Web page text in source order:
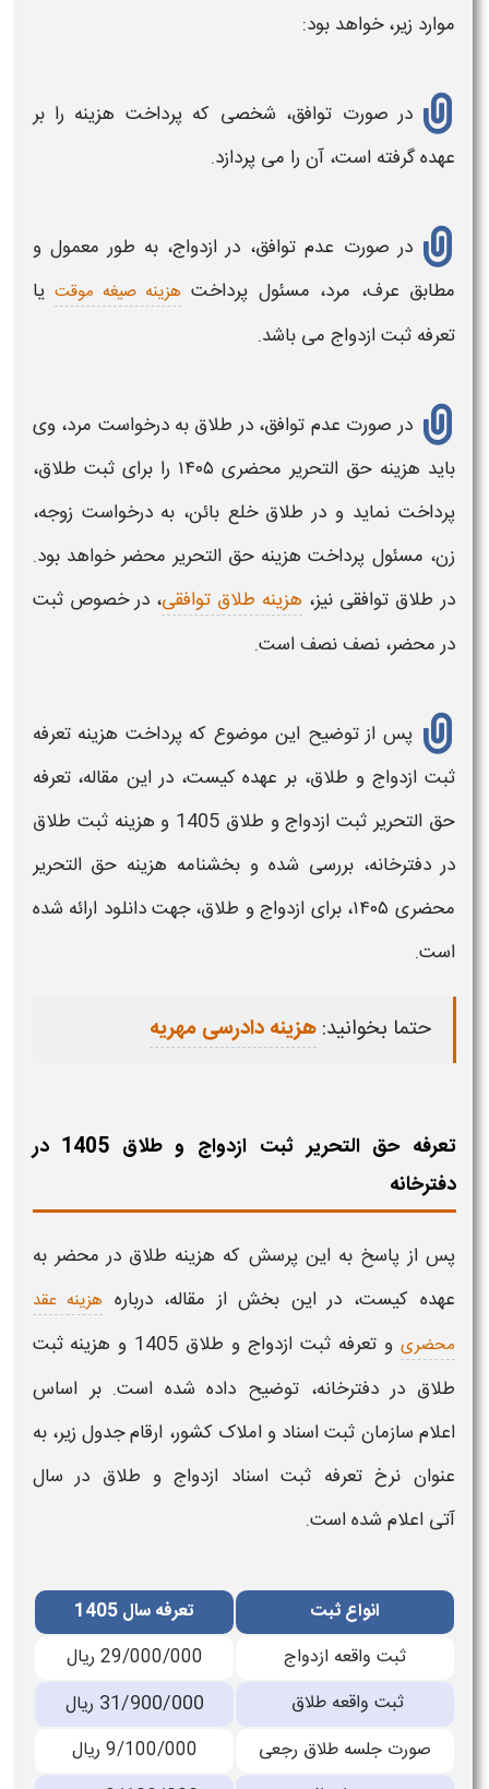
موارد زیر، خواهد بود:
در صورت توافق، شخصی که پرداخت هزینه را بر
عهده گرفته است، آن را می پردازد.
در صورت عدم توافق، درازدواج، به طور معمول و
مطابق عرف، مرد، مسئول پرداخت هزینه صیغه موقت یا
تعرفه ثبت ازدواج می باشد.
در صورت عدم توافق، در طلاق به درخواست مرد، وی
باید هزینه حق التحریر محضری ۱۴۰۵ را برای ثبت طلاق،
پرداخت نماید و در طلاق خلع بائن، به درخواست زوجه،
زن، مسئول پرداخت هزینه حق التحریر محضرخواهد بود.
در طلاق توافقی نیز، هزینه طلاق توافقی، در خصوص ثبت
در محضر، نصف نصف است.
پس از توضیح این موضوع که پرداخت هزینه تعرفه
ثبت ازدواج و طلاق، بر عهده کیست، در این مقاله، تعرفه
حق التحریر
ثبت ازدواج و طلاق 1405 و هزینه ثبت طلاق
در دفترخانه، بررسی شده و بخشنامه هزینه حق التحریر
محضری ۱۴۰۵، برای ازدواج و طلاق،
جهت دانلود ارائه شده
است.
حتما بخوانید:هزینه دادرسی مهریه
تعرفه حق التحریر ثبت ازدواج و طلاق 1405 در
دفترخانه
پس از پاسخ به این پرسش که هزینه طلاق در محضر به
عهده کیست، در این بخش از مقاله، درباره هزینه عقد
محضری و تعرفه ثبت ازدواج و طلاق 1405 و
هزینه ثبت
طلاق در دفترخانه، توضیح داده شده است. بر اساس
اعلام سازمان ثبتاسناد و املاک کشور، ارقام جدول زیر، به
عنوان نرخ تعرفه ثبت اسناد ازدواج و طلاق در سال
آتی اعلام شده است.
انواع ثبت
تعرفه سال 1405
ثبت واقعه ازدواج
29/000/000 ریال
ثبت واقعه طلاق
31/900/000 ریال
صورت جلسه طلاق رجعی
9/100/000 ریال